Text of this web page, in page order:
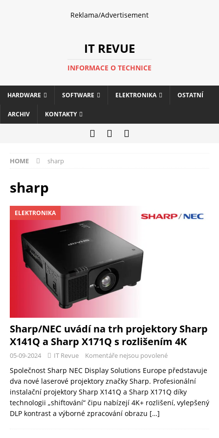
Reklama/Advertisement
IT REVUE
INFORMACE O TECHNICE
HARDWARE SOFTWARE ELEKTRONIKA OSTATNÍ
ARCHIV KONTAKTY
HOME sharp
sharp
ELEKTRONIKA
Sharp/NEC uvádí na trh projektory Sharp
X141Q a Sharp X171Q s rozlišením 4K
05-09-2024 IT Revue Komentáře nejsou povolené
Společnost Sharp NEC Display Solutions Europe představuje
dva nové laserové projektory značky Sharp. Profesionální
instalační projektory Sharp X141Q a Sharp X171Q díky
technologii „shiftování“ čipu nabízejí 4K+ rozlišení, vylepšený
DLP kontrast a výborné zpracování obrazu […]